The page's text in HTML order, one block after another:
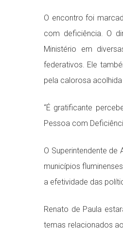
O encontro foi
com deficiência. O
Ministério em
federativos. Ele
pela calorosa
“É gratificante
Pessoa com
O Superintendente
municípios
a efetividade das
Renato de Paula
temas relacionados